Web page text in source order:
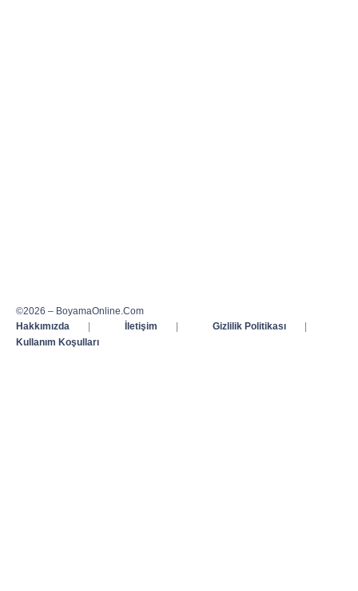
©2026 – BoyamaOnline.Com
Hakkımızda
| İletişim | Gizlilik Politikası
|
Kullanım Koşulları